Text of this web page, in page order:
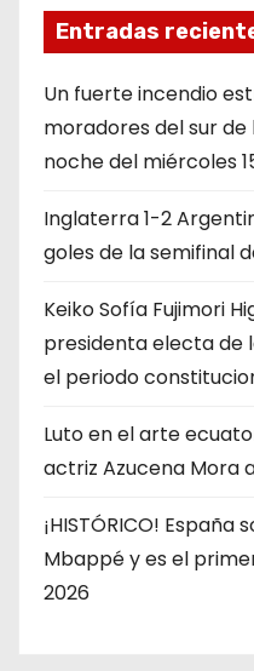
Entradas
Un fuerte incendio
moradores del sur
noche del miércoles
Inglaterra 1-2
goles de la semifinal
Keiko Sofía Fujimori
presidenta electa de
el periodo
Luto en el arte
actriz Azucena Mora
¡HISTÓRICO!
Mbappé y es el
2026